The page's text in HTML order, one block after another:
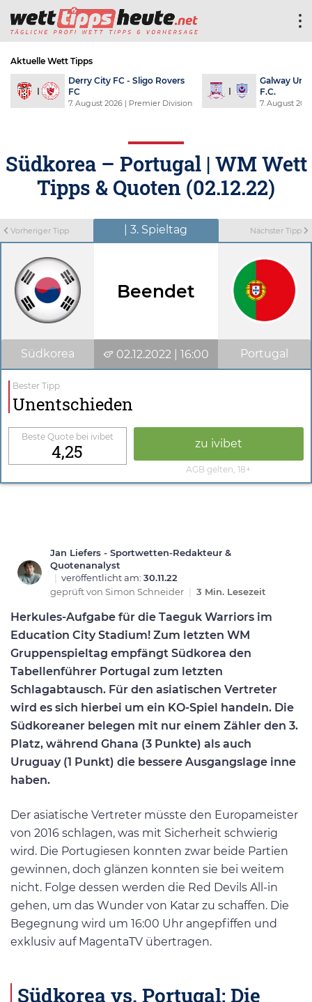
Aktuelle Wett Tipps
Derry City FC - Sligo Rovers
FC
7. August 2026 | Premier Division
Galway
F.C.
7. August
Südkorea – Portugal | WM Wett
Tipps & Quoten (02.12.22)
Vorheriger Tipp | 3. Spieltag Nächster Tipp
Beendet
Südkorea 02.12.2022 | 16:00 Portugal
Bester Tipp
Unentschieden
Beste Quote bei ivibet
4,25 zu ivibet
AGB gelten, 18+
Jan Liefers - Sportwetten-Redakteur &
Quotenanalyst
| veröffentlicht am: 30.11.22
geprüft von Simon Schneider | 3 Min. Lesezeit
Herkules-Aufgabe für die Taeguk Warriors im
Education City Stadium! Zum letzten WM
Gruppenspieltag empfängt Südkorea den
Tabellenführer Portugal zum letzten
Schlagabtausch. Für den asiatischen Vertreter
wird es sich hierbei um ein KO-Spiel handeln. Die
Südkoreaner belegen mit nur einem Zähler den 3.
Platz, während Ghana (3 Punkte) als auch
Uruguay (1 Punkt) die bessere Ausgangslage inne
haben.
Der asiatische Vertreter müsste den Europameister
von 2016 schlagen, was mit Sicherheit schwierig
wird. Die Portugiesen konnten zwar beide Partien
gewinnen, doch glänzen konnten sie bei weitem
nicht. Folge dessen werden die Red Devils All-in
gehen, um das Wunder von Katar zu schaffen. Die
Begegnung wird um 16:00 Uhr angepfiffen und
exklusiv auf MagentaTV übertragen.
Südkorea vs. Portugal: Die